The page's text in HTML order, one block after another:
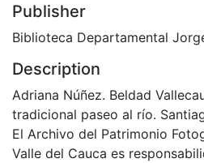
Publisher
Biblioteca Departamental
Description
Adriana Núñez. Beldad
tradicional paseo al río.
El Archivo del Patrimonio
Valle del Cauca es